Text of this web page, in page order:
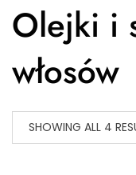
Olejki i
włosów
SHOWING ALL 4